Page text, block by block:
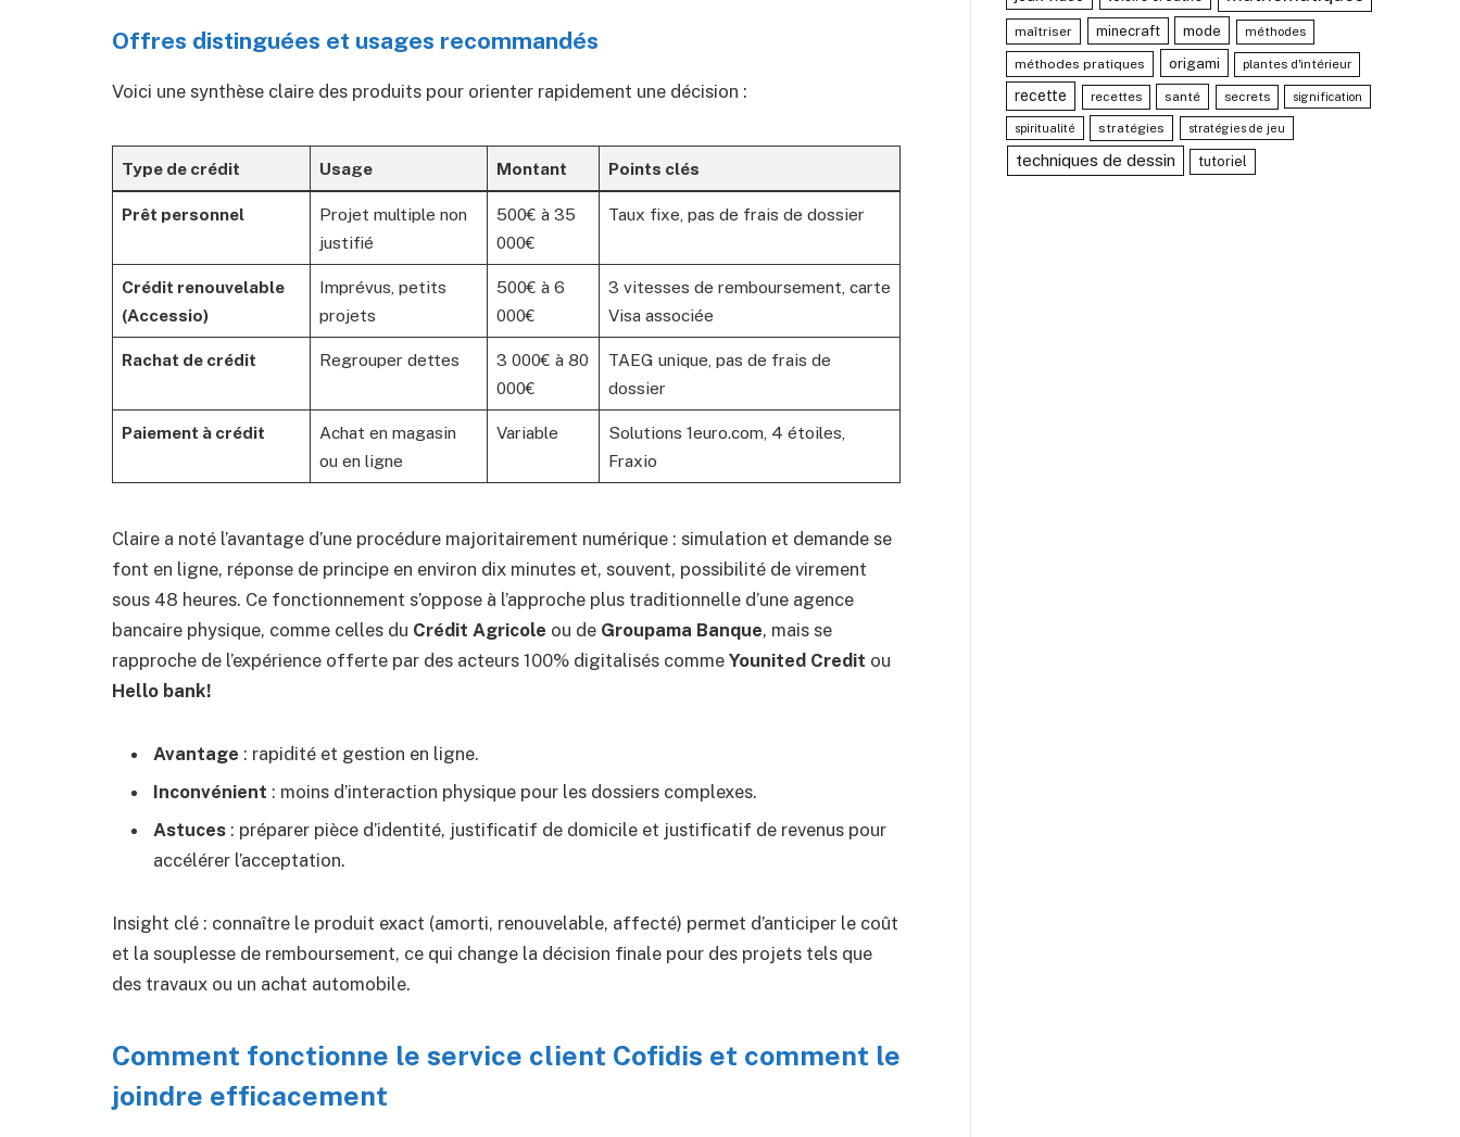
Offres distinguées et usages recommandés
Voici une synthèse claire des produits pour orienter rapidement une décision :
Type de crédit Usage Montant Points clés
Prêt personnel
Projet multiple non
justifié
500€ à 35
000€
Taux fixe, pas de frais de dossier
Crédit renouvelable
(Accessio)
Imprévus, petits
projets
500€ à 6
000€
3 vitesses de remboursement, carte
Visa associée
Rachat de crédit Regrouper dettes
3 000€ à 80
000€
TAEG unique, pas de frais de
dossier
Paiement à crédit
Achat en magasin
ou en ligne
Variable
Solutions 1euro.com, 4 étoiles,
Fraxio
Claire a noté l’avantage d’une procédure majoritairement numérique : simulation et demande se
font en ligne, réponse de principe en environ dix minutes et, souvent, possibilité de virement
sous 48 heures. Ce fonctionnement s’oppose à l’approche plus traditionnelle d’une agence
bancaire physique, comme celles du Crédit Agricole ou de Groupama Banque, mais se
rapproche de l’expérience offerte par des acteurs 100% digitalisés comme Younited Credit ou
Hello bank!
Avantage : rapidité et gestion en ligne.
Inconvénient : moins d’interaction physique pour les dossiers complexes.
Astuces : préparer pièce d’identité, justificatif de domicile et justificatif de revenus pour
accélérer l’acceptation.
Insight clé : connaître le produit exact (amorti, renouvelable, affecté) permet d’anticiper le coût
et la souplesse de remboursement, ce qui change la décision finale pour des projets tels que
des travaux ou un achat automobile.
Comment fonctionne le service client Cofidis et comment le
joindre efficacement
maîtriser minecraft mode méthodes
méthodes pratiques origami plantes d'intérieur
recette recettes santé secrets signification
spiritualité stratégies stratégies de jeu
techniques de dessin tutoriel